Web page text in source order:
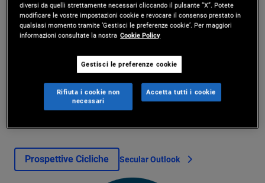
Il nostro Secular Forum annuale ci aiuta a mettere a fuoco i temi
d’investimento di lungo periodo e i Ciclical Forum che si tengono
tre volte l’anno a contestualizzarli negli scenari economici e di
mercato di più breve periodo.
Il Comitato Investimenti di PIMCO traduce i nostri giudizi
macroeconomici in specifici target di rischio che fungono da
Prospettive Cicliche Secular Outlook
diversi da quelli strettamente necessari cliccando il pulsante “X”. Potete
modificare le vostre impostazioni cookie e revocare il consenso prestato in
qualsiasi momento tramite ‘Gestisci le preferenze cookie’. Per maggiori
informazioni consultate la nostra Cookie Policy
Gestisci le preferenze cookie
Rifiuta i cookie non
necessari
Accetta tutti i cookie